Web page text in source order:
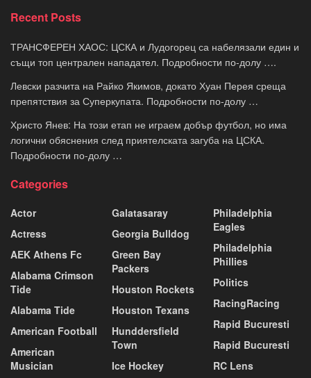
Recent Posts
ТРАНСФЕРЕН ХАОС: ЦСКА и Лудогорец са набелязали един и
същи топ централен нападател. Подробности по-долу ….
Левски разчита на Райко Якимов, докато Хуан Перея среща
препятствия за Суперкупата. Подробности по-долу …
Христо Янев: На този етап не играем добър футбол, но има
логични обяснения след приятелската загуба на ЦСКА.
Подробности по-долу …
Categories
Actor
Actress
AEK Athens Fc
Alabama Crimson
Tide
Alabama Tide
American Football
American
Musician
Galatasaray
Georgia Bulldog
Green Bay
Packers
Houston Rockets
Houston Texans
Hunddersfield
Town
Ice Hockey
Philadelphia
Eagles
Philadelphia
Phillies
Politics
RacingRacing
Rapid Bucuresti
Rapid Bucuresti
RC Lens